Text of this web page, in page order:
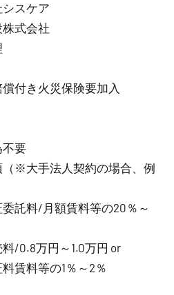
ケア
会社
き火災保険要加入
要
※大手法人契約の場合、例
料/月額賃料等の20％～
0.8万円～1.0万円 or
料等の1％～2％